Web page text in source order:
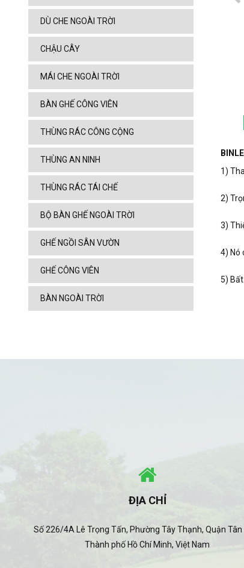
1)
2)
3)
4) Nó
5)
DÙ CHE NGOÀI TRỜI
CHẬU CÂY
MÁI CHE NGOÀI TRỜI
BÀN GHẾ CÔNG VIÊN
THÙNG RÁC CÔNG CỘNG
THÙNG AN NINH
THÙNG RÁC TÁI CHẾ
BỘ BÀN GHẾ NGOÀI TRỜI
GHẾ NGỒI SÂN VƯỜN
GHẾ CÔNG VIÊN
BÀN NGOÀI TRỜI
ĐỊA CHỈ
Số 226/4A Lê Trọng Tấn, Phường Tây Thạnh, Quận Tân
Thành phố Hồ Chí Minh, Việt Nam